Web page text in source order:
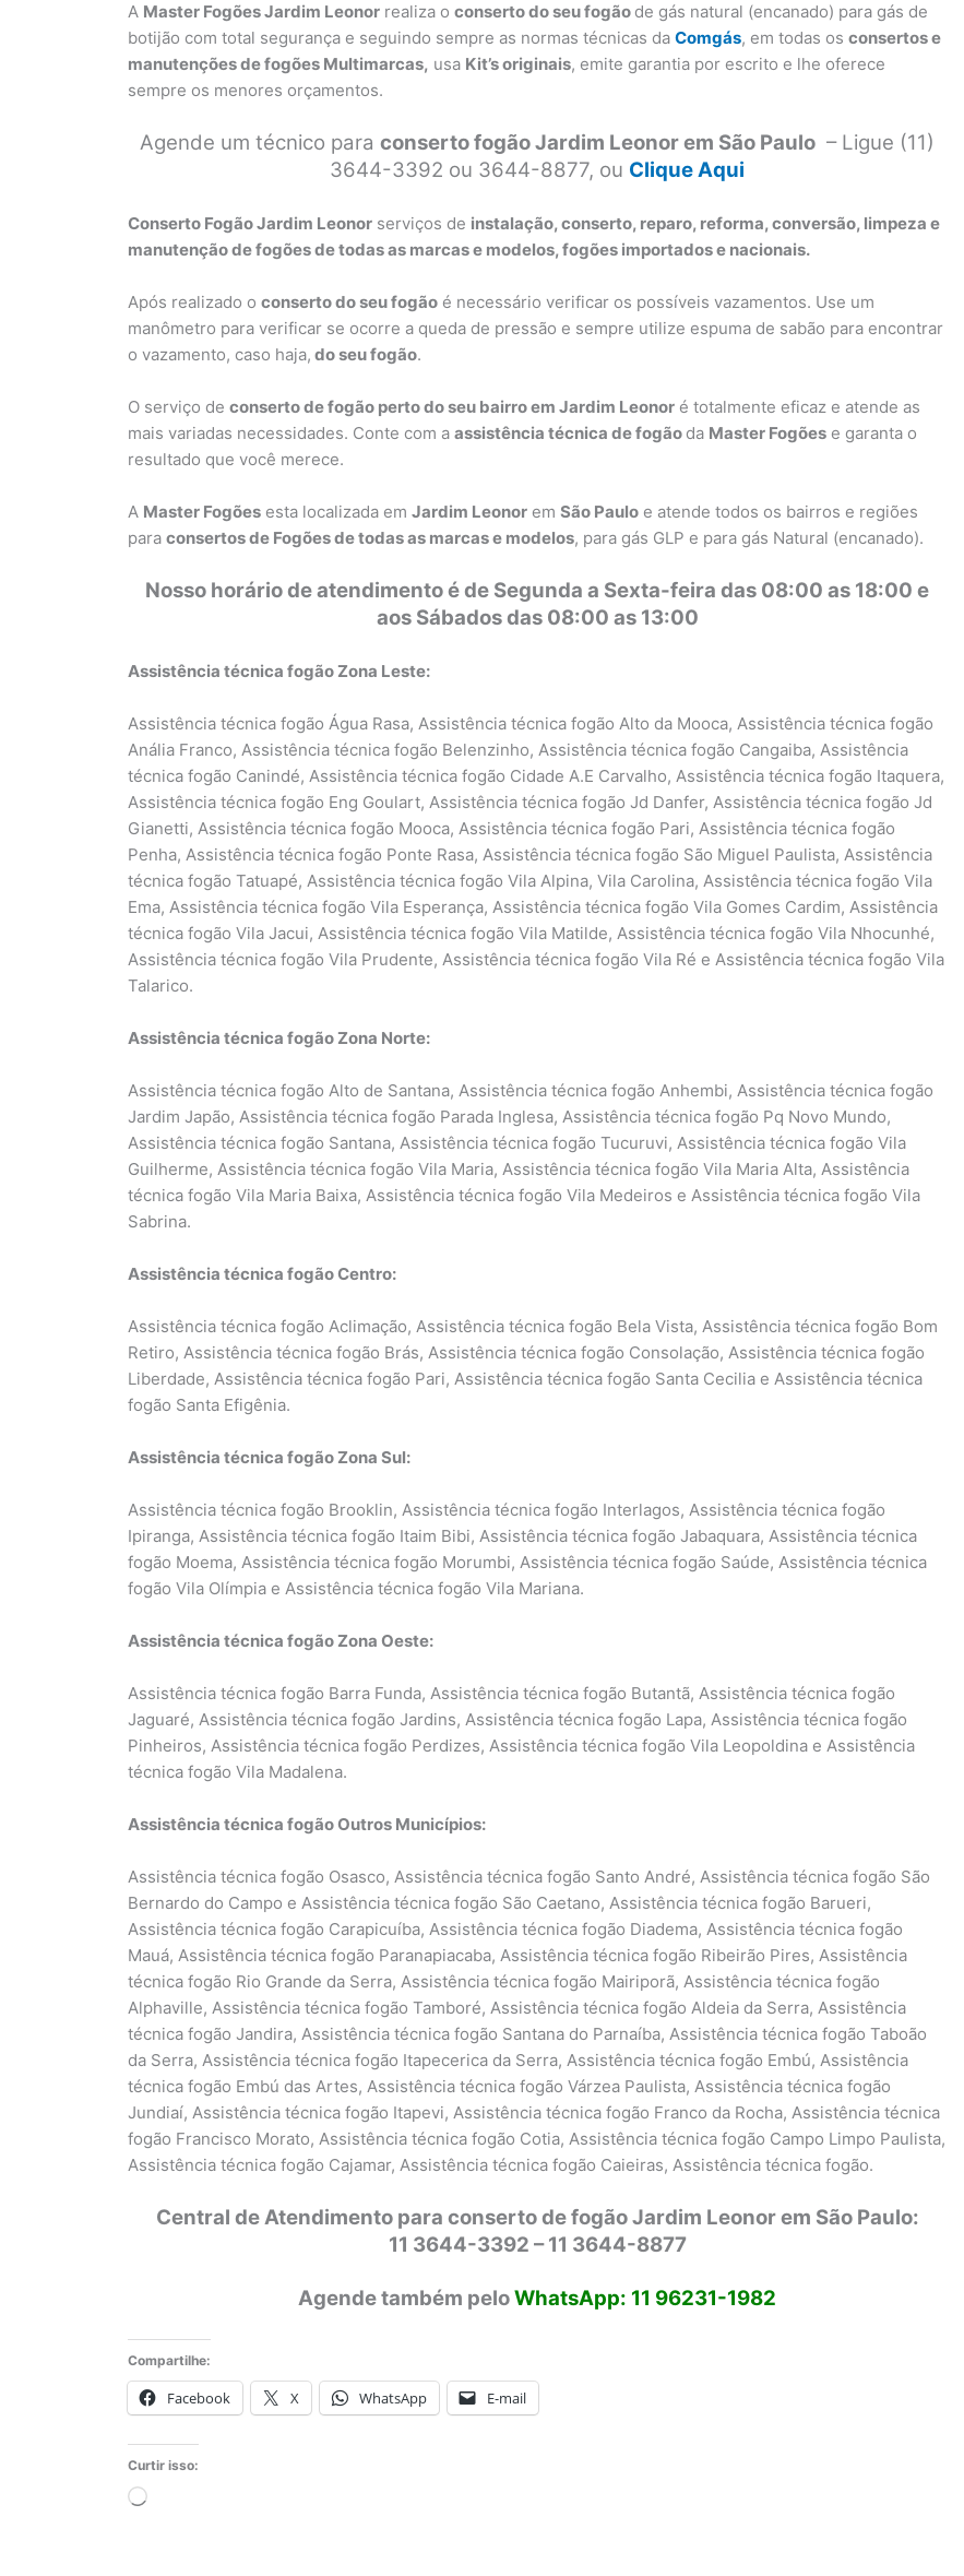
A Master Fogões Jardim Leonor realiza o conserto do seu fogão de gás natural (encanado) para gás de
botijão com total segurança e seguindo sempre as normas técnicas da Comgás, em todas os consertos e
manutenções de fogões Multimarcas, usa Kit’s originais, emite garantia por escrito e lhe oferece
sempre os menores orçamentos.
Agende um técnico para conserto fogão Jardim Leonor em São Paulo – Ligue (11)
3644-3392 ou 3644-8877, ou Clique Aqui
Conserto Fogão Jardim Leonor serviços de instalação, conserto, reparo, reforma, conversão, limpeza e
manutenção de fogões de todas as marcas e modelos, fogões importados e nacionais.
Após realizado o conserto do seu fogão é necessário verificar os possíveis vazamentos. Use um
manômetro para verificar se ocorre a queda de pressão e sempre utilize espuma de sabão para encontrar
o vazamento, caso haja, do seu fogão.
O serviço de conserto de fogão perto do seu bairro em Jardim Leonor é totalmente eficaz e atende as
mais variadas necessidades. Conte com a assistência técnica de fogão da Master Fogões e garanta o
resultado que você merece.
A Master Fogões esta localizada em Jardim Leonor em São Paulo e atende todos os bairros e regiões
para consertos de Fogões de todas as marcas e modelos, para gás GLP e para gás Natural (encanado).
Nosso horário de atendimento é de Segunda a Sexta-feira das 08:00 as 18:00 e
aos Sábados das 08:00 as 13:00
Assistência técnica fogão Zona Leste:
Assistência técnica fogão Água Rasa, Assistência técnica fogão Alto da Mooca, Assistência técnica fogão
Anália Franco, Assistência técnica fogão Belenzinho, Assistência técnica fogão Cangaiba, Assistência
técnica fogão Canindé, Assistência técnica fogão Cidade A.E Carvalho, Assistência técnica fogão Itaquera,
Assistência técnica fogão Eng Goulart, Assistência técnica fogão Jd Danfer, Assistência técnica fogão Jd
Gianetti, Assistência técnica fogão Mooca, Assistência técnica fogão Pari, Assistência técnica fogão
Penha, Assistência técnica fogão Ponte Rasa, Assistência técnica fogão São Miguel Paulista, Assistência
técnica fogão Tatuapé, Assistência técnica fogão Vila Alpina, Vila Carolina, Assistência técnica fogão Vila
Ema, Assistência técnica fogão Vila Esperança, Assistência técnica fogão Vila Gomes Cardim, Assistência
técnica fogão Vila Jacui, Assistência técnica fogão Vila Matilde, Assistência técnica fogão Vila Nhocunhé,
Assistência técnica fogão Vila Prudente, Assistência técnica fogão Vila Ré e Assistência técnica fogão Vila
Talarico.
Assistência técnica fogão Zona Norte:
Assistência técnica fogão Alto de Santana, Assistência técnica fogão Anhembi, Assistência técnica fogão
Jardim Japão, Assistência técnica fogão Parada Inglesa, Assistência técnica fogão Pq Novo Mundo,
Assistência técnica fogão Santana, Assistência técnica fogão Tucuruvi, Assistência técnica fogão Vila
Guilherme, Assistência técnica fogão Vila Maria, Assistência técnica fogão Vila Maria Alta, Assistência
técnica fogão Vila Maria Baixa, Assistência técnica fogão Vila Medeiros e Assistência técnica fogão Vila
Sabrina.
Assistência técnica fogão Centro:
Assistência técnica fogão Aclimação, Assistência técnica fogão Bela Vista, Assistência técnica fogão Bom
Retiro, Assistência técnica fogão Brás, Assistência técnica fogão Consolação, Assistência técnica fogão
Liberdade, Assistência técnica fogão Pari, Assistência técnica fogão Santa Cecilia e Assistência técnica
fogão Santa Efigênia.
Assistência técnica fogão Zona Sul:
Assistência técnica fogão Brooklin, Assistência técnica fogão Interlagos, Assistência técnica fogão
Ipiranga, Assistência técnica fogão Itaim Bibi, Assistência técnica fogão Jabaquara, Assistência técnica
fogão Moema, Assistência técnica fogão Morumbi, Assistência técnica fogão Saúde, Assistência técnica
fogão Vila Olímpia e Assistência técnica fogão Vila Mariana.
Assistência técnica fogão Zona Oeste:
Assistência técnica fogão Barra Funda, Assistência técnica fogão Butantã, Assistência técnica fogão
Jaguaré, Assistência técnica fogão Jardins, Assistência técnica fogão Lapa, Assistência técnica fogão
Pinheiros, Assistência técnica fogão Perdizes, Assistência técnica fogão Vila Leopoldina e Assistência
técnica fogão Vila Madalena.
Assistência técnica fogão Outros Municípios:
Assistência técnica fogão Osasco, Assistência técnica fogão Santo André, Assistência técnica fogão São
Bernardo do Campo e Assistência técnica fogão São Caetano, Assistência técnica fogão Barueri,
Assistência técnica fogão Carapicuíba, Assistência técnica fogão Diadema, Assistência técnica fogão
Mauá, Assistência técnica fogão Paranapiacaba, Assistência técnica fogão Ribeirão Pires, Assistência
técnica fogão Rio Grande da Serra, Assistência técnica fogão Mairiporã, Assistência técnica fogão
Alphaville, Assistência técnica fogão Tamboré, Assistência técnica fogão Aldeia da Serra, Assistência
técnica fogão Jandira, Assistência técnica fogão Santana do Parnaíba, Assistência técnica fogão Taboão
da Serra, Assistência técnica fogão Itapecerica da Serra, Assistência técnica fogão Embú, Assistência
técnica fogão Embú das Artes, Assistência técnica fogão Várzea Paulista, Assistência técnica fogão
Jundiaí, Assistência técnica fogão Itapevi, Assistência técnica fogão Franco da Rocha, Assistência técnica
fogão Francisco Morato, Assistência técnica fogão Cotia, Assistência técnica fogão Campo Limpo Paulista,
Assistência técnica fogão Cajamar, Assistência técnica fogão Caieiras, Assistência técnica fogão.
Central de Atendimento para conserto de fogão Jardim Leonor em São Paulo:
11 3644-3392 – 11 3644-8877
Agende também peloWhatsApp: 11 96231-1982
Compartilhe:
Facebook X WhatsApp E-mail
Curtir isso:
Carregando...